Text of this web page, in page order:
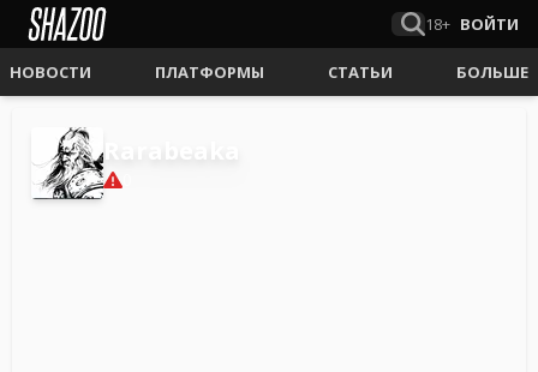
18+ ВОЙТИ
НОВОСТИ ПЛАТФОРМЫ СТАТЬИ БОЛЬШЕ